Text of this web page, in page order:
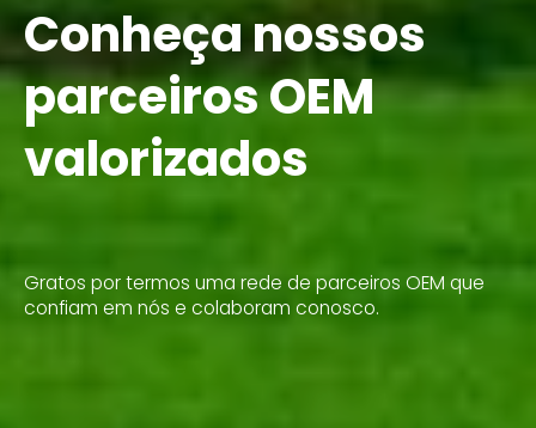
Gratos por termos uma rede de parceiros OEM que
confiam em nós e colaboram conosco.
Conheça nossos
parceiros OEM
valorizados